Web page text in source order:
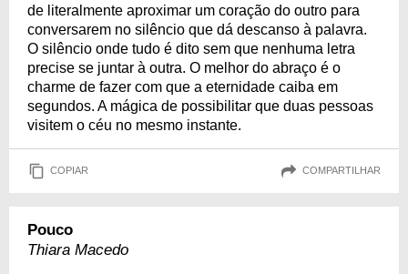
de literalmente aproximar um coração do outro para
conversarem no silêncio que dá descanso à palavra.
O silêncio onde tudo é dito sem que nenhuma letra
precise se juntar à outra. O melhor do abraço é o
charme de fazer com que a eternidade caiba em
segundos. A mágica de possibilitar que duas pessoas
visitem o céu no mesmo instante.
COPIAR COMPARTILHAR
Pouco
Thiara Macedo